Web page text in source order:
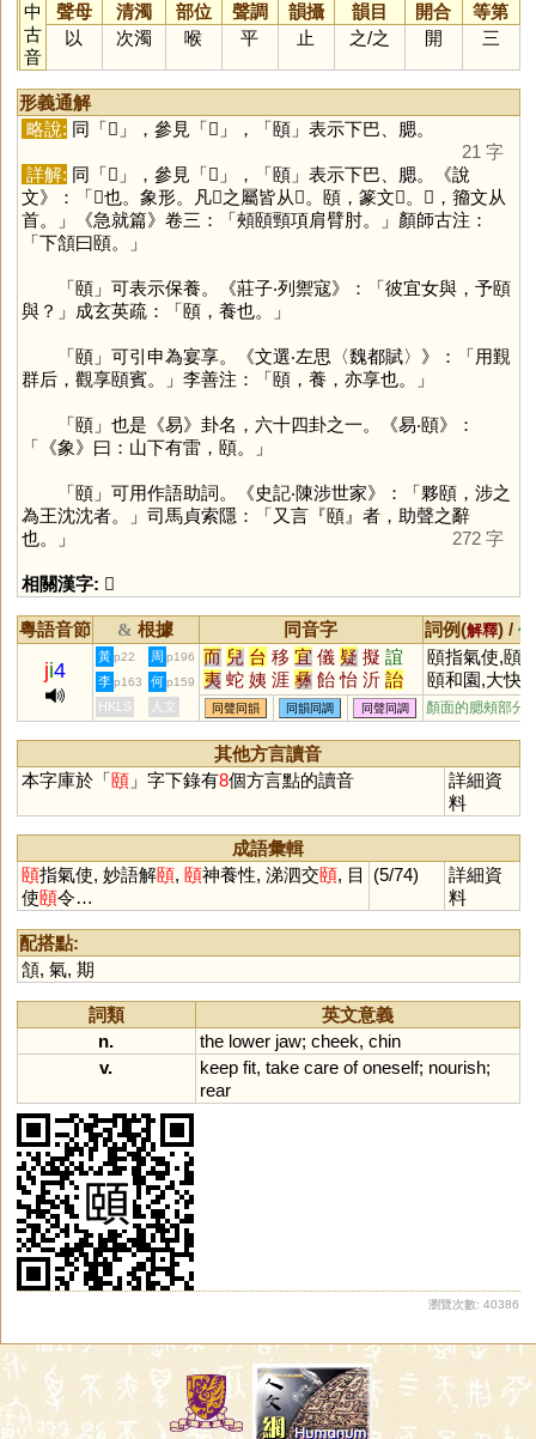
中
古
音
聲母 清濁 部位 聲調 韻攝 韻目 開合
等第
以
次濁 喉 平 止 之/之 開 三
形義通解
略說: 同「𦣞 」，參見「𦣞 」，「頤」表示下巴、腮。
21 字
詳解: 同「𦣞 」，參見「𦣞 」，「頤」表示下巴、腮。《說
文》：「𩔞也。象形。凡𦣞之屬皆从𦣞。頤，篆文𦣞。𩠛，籀文从
首。」《急就篇》卷三：「頰頤頸項肩臂肘。」顏師古注：
「下頷曰頤。」
「頤」可表示保養。《莊子‧列禦寇》：「彼宜女與，予頤
與？」成玄英疏：「頤，養也。」
「頤」可引申為宴享。《文選‧左思〈魏都賦〉》：「用覲
群后，觀享頤賓。」李善注：「頤，養，亦享也。」
「頤」也是《易》卦名，六十四卦之一。《易‧頤》：
「《象》曰：山下有雷，頤。」
「頤」可用作語助詞。《史記‧陳涉世家》：「夥頤，涉之
為王沈沈者。」司馬貞索隱：「又言『頤』者，助聲之辭
也。」
272 字
相關漢字: 𦣞
粵語音節 & 根據 同音字 詞例(解釋) /
ji4
黃 p22 周 p196 而 兒 台 移 宜 儀 疑 擬 誼
夷 蛇 姨 涯 彝 飴 怡 沂 詒
迤 酏 皚 貽 咦 胰 簃 訑 觺
貤 鮞 痍 荑 宧 臑 嶷 匜 椸
眙 扅 𦣞 峏 迻 侕 洍 沶 溰 崺
异 儿 鸃 鴯 螔 輀 袲 聏 袘
眱 唲 羠 荋 箷 鏔 鉹
詑 跠 蔩 萓 峓 暆 恞 瓵 熪
顊 珆 寲 嶬 胹 圯 迆 栘 杝
侇 狋 柂 洟 洏 耏 衪 陑 栭
桋
頤指氣使,頤
頤和園,大快
頤,頷頤,解頤
李 p163 何 p159
HKLS 人文 同聲同韻 同韻同調 同聲同調 顏面的腮頰部分
其他方言讀音
本字庫於「頤」字下錄有8個方言點的讀音
詳細資
料
成語彙輯
頤指氣使, 妙語解頤, 頤神養性, 涕泗交頤, 目
使頤令…
(5/74)
詳細資
料
配搭點:
頷, 氣, 期
詞類
英文意義
n.
the lower jaw; cheek, chin
v.
keep fit, take care of oneself; nourish;
rear
瀏覽次數: 40386